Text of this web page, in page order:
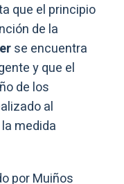
que el principio
de la
se encuentra
y que el
de los
al
medida
por Muiños